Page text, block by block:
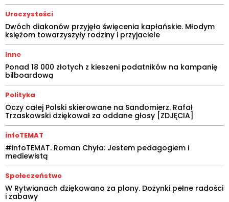
Uroczystości
Dwóch diakonów przyjęło święcenia kapłańskie. Młodym
księżom towarzyszyły rodziny i przyjaciele
Inne
Ponad 18 000 złotych z kieszeni podatników na kampanię
bilboardową
Polityka
Oczy całej Polski skierowane na Sandomierz. Rafał
Trzaskowski dziękował za oddane głosy [ZDJĘCIA]
infoTEMAT
#infoTEMAT. Roman Chyła: Jestem pedagogiem i
mediewistą
Społeczeństwo
W Rytwianach dziękowano za plony. Dożynki pełne radości
i zabawy